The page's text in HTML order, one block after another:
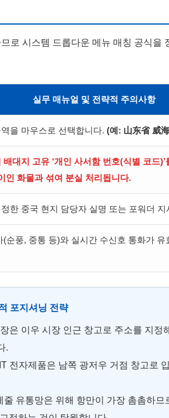
로 시스템 드롭다운 메뉴 매칭 공식을
실무 매뉴얼 및 전략적 주의사항
을 마우스로 선택합니다. (예: 山东省 威
대지 고유 ‘개인 사서함 번호(식별 코드
인 화물과 섞여 분실 처리됩니다.
한 중국 현지 담당자 실명 또는 포워더
(순풍, 중통 등)와 실시간 수신호 통화가
포지셔닝 전략
은 이우 시장 인근 창고로 주소를 지정
.
전자제품은 남쪽 광저우 거점 창고로
줄 유통망은 위해 항만이 가장 촘촘하므